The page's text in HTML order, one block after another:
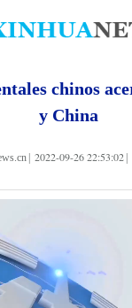
chinos
y China
2022-09-26 22:53:02